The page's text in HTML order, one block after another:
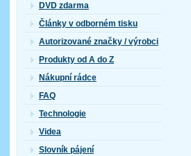
DVD zdarma
Články v odborném tisku
Autorizované značky / výrobci
Produkty od A do Z
Nákupní rádce
FAQ
Technologie
Videa
Slovník pájení